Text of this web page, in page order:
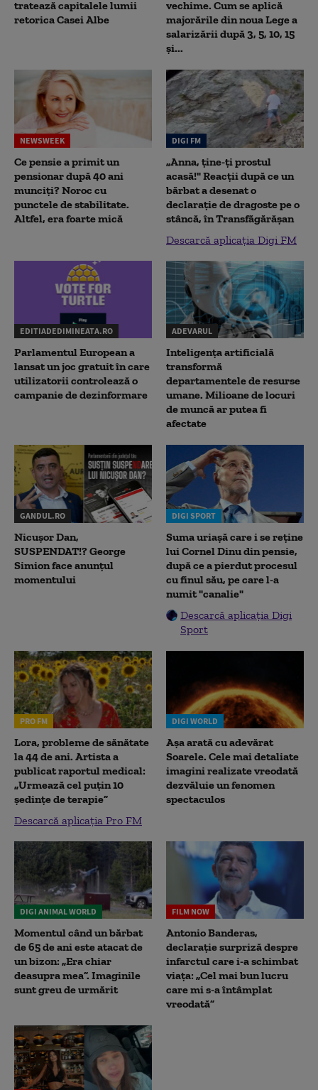
tratează capitalele lumii
retorica Casei Albe
vechime. Cum se aplică
majorările din noua Lege a
salarizării după 3, 5, 10, 15
și...
NEWSWEEK
Ce pensie a primit un
pensionar după 40 ani
munciți? Noroc cu
punctele de stabilitate.
Altfel, era foarte mică
DIGI FM
„Anna, ţine-ţi prostul
acasă!" Reacţii după ce un
bărbat a desenat o
declaraţie de dragoste pe o
stâncă, în Transfăgărăşan
Descarcă aplicația Digi FM
EDITIADEDIMINEATA.RO
Parlamentul European a
lansat un joc gratuit în care
utilizatorii controlează o
campanie de dezinformare
ADEVARUL
Inteligența artificială
transformă
departamentele de resurse
umane. Milioane de locuri
de muncă ar putea fi
afectate
GANDUL.RO
Nicușor Dan,
SUSPENDAT!? George
Simion face anunțul
momentului
DIGI SPORT
Suma uriașă care i se reține
lui Cornel Dinu din pensie,
după ce a pierdut procesul
cu finul său, pe care l-a
numit "canalie"
Descarcă aplicația Digi
Sport
PRO FM
Lora, probleme de sănătate
la 44 de ani. Artista a
publicat raportul medical:
„Urmează cel puțin 10
ședințe de terapie”
Descarcă aplicația Pro FM
DIGI WORLD
Așa arată cu adevărat
Soarele. Cele mai detaliate
imagini realizate vreodată
dezvăluie un fenomen
spectaculos
DIGI ANIMAL WORLD
Momentul când un bărbat
de 65 de ani este atacat de
un bizon: „Era chiar
deasupra mea”. Imaginile
sunt greu de urmărit
FILM NOW
Antonio Banderas,
declarație surpriză despre
infarctul care i-a schimbat
viața: „Cel mai bun lucru
care mi s-a întâmplat
vreodată”